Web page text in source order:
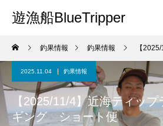
遊漁船BlueTripper
釣果情報 釣果情報 【2025/11/4
2025.11.04 釣果情報
【2025/11/4】近海ティッ
ギング ショート便